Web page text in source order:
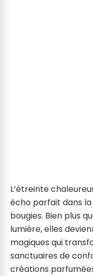
L’étreinte
écho parfait dans
bougies. Bien plus
lumière, elles
magiques qui
sanctuaires de
créations